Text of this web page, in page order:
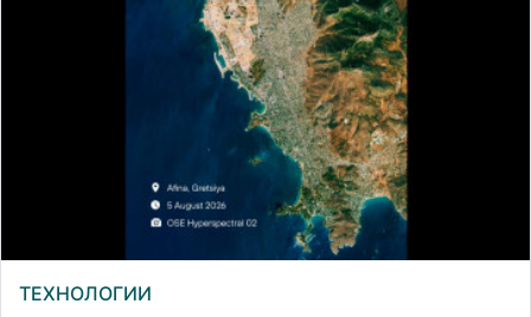
ТЕХНОЛОГИИ